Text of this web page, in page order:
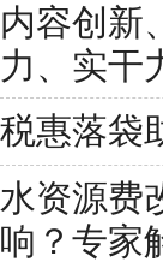
内容创新
力、实干
税惠落袋
水资源费
响？专家